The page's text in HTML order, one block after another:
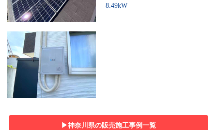
8.49kW
▶︎神奈川県の販売施工事例一覧